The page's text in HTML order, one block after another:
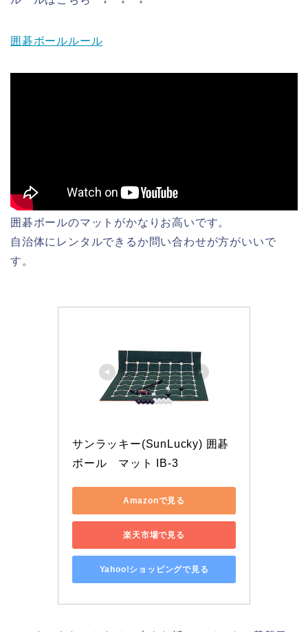
囲碁ボールルール
囲碁ボールのマットがかなりお高いです。
自治体にレンタルできるか問い合わせが方がいいで
す。
サンラッキー(SunLucky) 囲碁
ボール　マット IB-3
Amazonで見る
楽天市場で見る
Yahoo!ショッピングで見る